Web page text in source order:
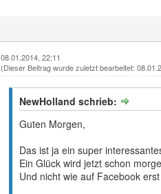
08.01.2014, 22:11
(Dieser Beitrag wurde zuletzt bearbeitet:
NewHolland schrieb:
Guten Morgen,
Das ist ja ein super
Ein Glück wird jetzt schon
Und nicht wie auf Facebook